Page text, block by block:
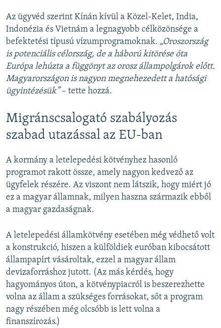
Az ügyvéd szerint Kínán kívül a Közel-Kelet, India,
Indonézia és Vietnám a legnagyobb célközönsége a
befektetési típusú vízumprogramoknak. „Oroszország
is potenciális célország, de a háború kitörése óta
Európa lehúzta a függönyt az orosz állampolgárok előtt.
Magyarországon is nagyon megnehezedett a hatósági
ügyintézésük”– tette hozzá.
Migránscsalogató szabályozás
szabad utazással az EU-ban
A kormány a letelepedési kötvényhez hasonló
programot rakott össze, amely nagyon kedvező az
ügyfelek részére. Az viszont nem látszik, hogy miért jó
ez a magyar államnak, milyen haszna származik ebből
a magyar gazdaságnak.
A letelepedési államkötvény esetében még védhető volt
a konstrukció, hiszen a külföldiek euróban kibocsátott
állampapírt vásároltak, ezzel a magyar állam
devizaforráshoz jutott. (Az más kérdés, hogy
hagyományos úton, a kötvénypiacról is beszerezhette
volna az állam a szükséges forrásokat, sőt a program
nagy részében még olcsóbb is lett volna a
finanszírozás.)